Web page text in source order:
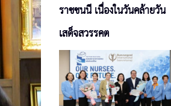
ราชชนนี เนื่องในวันคล้ายวัน
เสด็จสวรรคต